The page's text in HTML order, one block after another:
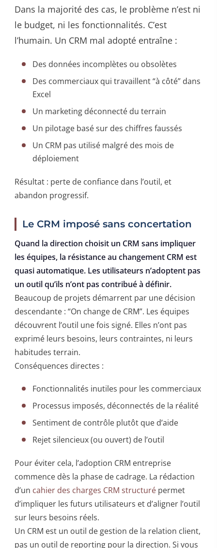
Dans la majorité des cas, le problème n’est ni
le budget, ni les fonctionnalités. C’est
l’humain. Un CRM mal adopté entraîne :
Des données incomplètes ou obsolètes
Des commerciaux qui travaillent “à côté” dans
Excel
Un marketing déconnecté du terrain
Un pilotage basé sur des chiffres faussés
Un CRM pas utilisé malgré des mois de
déploiement
Résultat : perte de confiance dans l’outil, et
abandon progressif.
Le CRM imposé sans concertation
Quand la direction choisit un CRM sans impliquer
les équipes, la résistance au changement CRM est
quasi automatique. Les utilisateurs n’adoptent pas
un outil qu’ils n’ont pas contribué à définir.
Beaucoup de projets démarrent par une décision
descendante : “On change de CRM”. Les équipes
découvrent l’outil une fois signé. Elles n’ont pas
exprimé leurs besoins, leurs contraintes, ni leurs
habitudes terrain.
Conséquences directes :
Fonctionnalités inutiles pour les commerciaux
Processus imposés, déconnectés de la réalité
Sentiment de contrôle plutôt que d’aide
Rejet silencieux (ou ouvert) de l’outil
Pour éviter cela, l’adoption CRM entreprise
commence dès la phase de cadrage. La rédaction
d’un cahier des charges CRM structuré permet
d’impliquer les futurs utilisateurs et d’aligner l’outil
sur leurs besoins réels.
Un CRM est un outil de gestion de la relation client,
pas un outil de reporting pour la direction. Si vous